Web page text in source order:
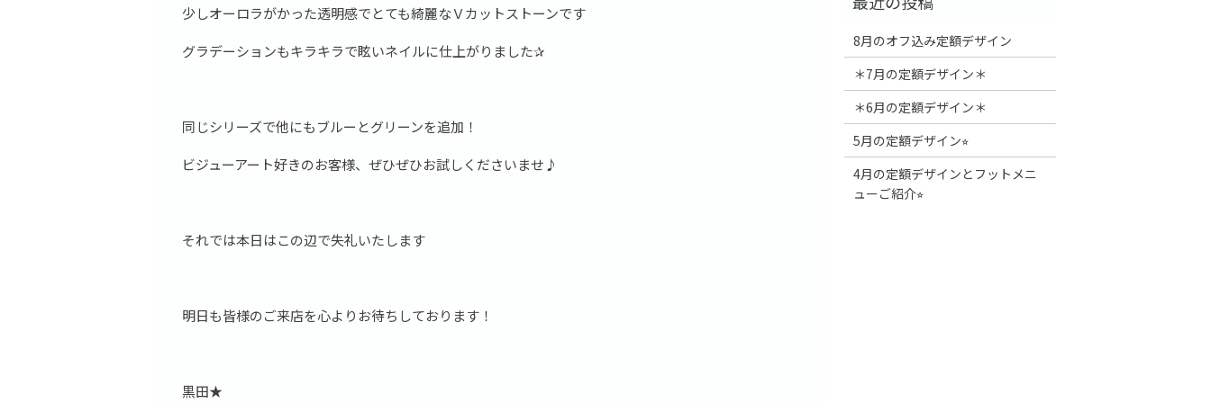
少しオーロラがかった透明感でとても綺麗なＶカットストーンです
グラデーションもキラキラで眩いネイルに仕上がりました✰
同じシリーズで他にもブルーとグリーンを追加！
ビジューアート好きのお客様、ぜひぜひお試しくださいませ♪
それでは本日はこの辺で失礼いたします
明日も皆様のご来店を心よりお待ちしております！
黒田★
8月のオフ込み定額デザイン
＊7月の定額デザイン＊
＊6月の定額デザイン＊
5月の定額デザイン⭐︎
4月の定額デザインとフットメニ
ューご紹介⭐︎